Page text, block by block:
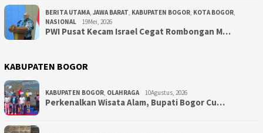
BERITA UTAMA, JAWA BARAT, KABUPATEN BOGOR, KOTA BOGOR,
NASIONAL
19Mei, 2026
PWI Pusat Kecam Israel Cegat Rombongan M…
KABUPATEN BOGOR
KABUPATEN BOGOR, OLAHRAGA 10Agustus, 2026
Perkenalkan Wisata Alam, Bupati Bogor Cu…